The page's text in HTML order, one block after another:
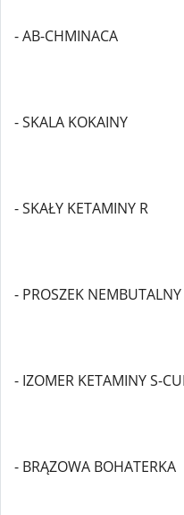
- AB-CHMINACA
- SKALA KOKAINY
- SKAŁY KETAMINY R
- PROSZEK NEMBUTALNY
- IZOMER KETAMINY S-
- BRĄZOWA BOHATERKA